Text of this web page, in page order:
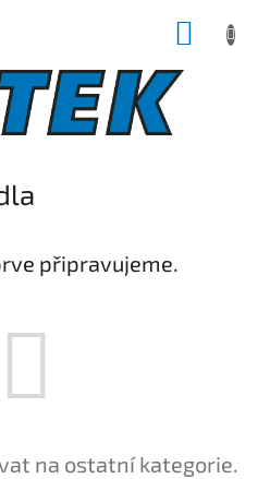
připravujeme.
na ostatní kategorie.